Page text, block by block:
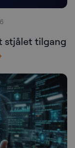
stjålet tilgang